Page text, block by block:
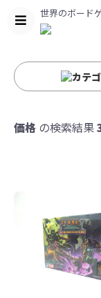
世界のボード
価格 の検索結果